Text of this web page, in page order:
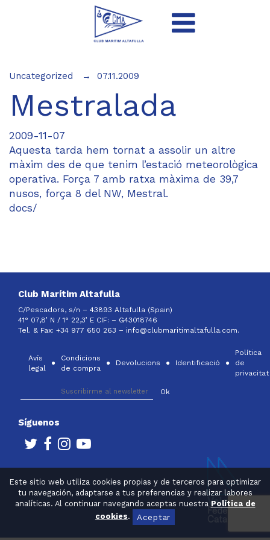
Este sitio web utiliza cookies propias y de terceros para optimizar
tu navegación, adaptarse a tus preferencias y realizar labores
analíticas. Al continuar navegando aceptas nuestra Política de
cookies. Aceptar
Uncategorized 07.11.2009
Mestralada
2009-11-07
Aquesta tarda hem tornat a assolir un altre
màxim des de que tenim l’estació meteorològica
operativa. Força 7 amb ratxa màxima de 39,7
nusos, força 8 del NW, Mestral.
docs/
Club Marítim Altafulla
C/Pescadors, s/n – 43893 Altafulla (Spain)
41° 07,8’ N / 1° 22,3’ E CIF: – G43018746
Tel. & Fax: +34 977 650 263 – info@clubmaritimaltafulla.com.
Avís
legal
Condicions
de compra
Devolucions Identificació
Política
de
privacitat
Síguenos